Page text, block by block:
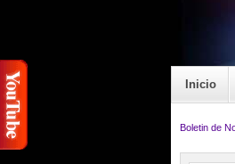
Inicio
Boletin de